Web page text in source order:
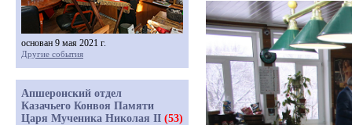
основан 9 мая 2021 г.
Другие события
Апшеронский отдел
Казачьего Конвоя Памяти
Царя Мученика Николая II (53)